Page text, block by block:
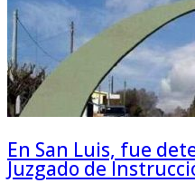
En San Luis, fue
Juzgado de